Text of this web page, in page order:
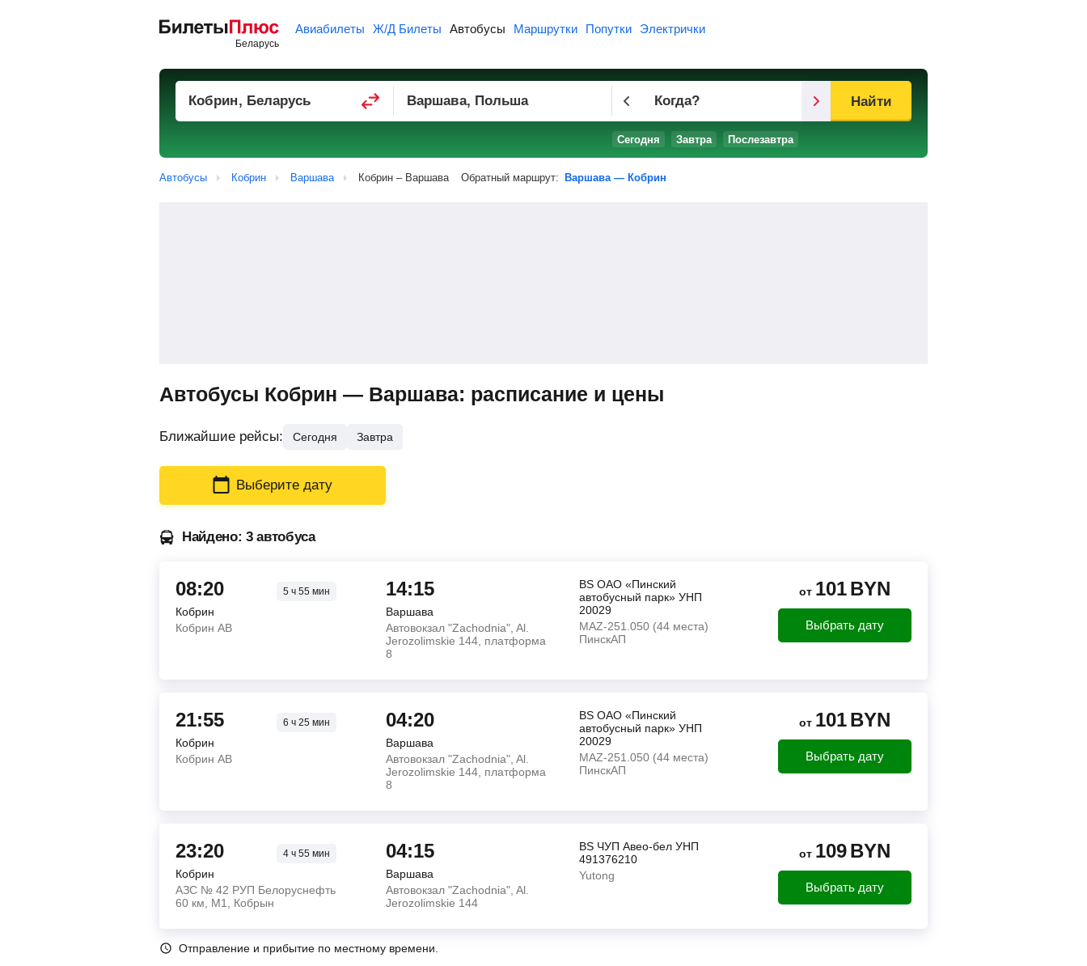
Авиабилеты Ж/Д Билеты Автобусы Маршрутки Попутки Электрички
Когда?
Сегодня Завтра Послезавтра
Найти
Автобусы Кобрин Варшава Кобрин – Варшава Обратный маршрут: Варшава — Кобрин
Автобусы Кобрин — Варшава: расписание и цены
Ближайшие рейсы: Сегодня Завтра
Выберите дату
Найдено: 3 автобуса
08:20 5 ч55 мин
Кобрин
Кобрин АВ
14:15
Варшава
Автовокзал "Zachodnia", Al.
Jerozolimskie 144, платформа
8
BS ОАО «Пинский
автобусный парк» УНП
20029
MAZ-251.050 (44 места)
ПинскАП
от 101BYN
Выбрать дату
21:55 6 ч25 мин
Кобрин
Кобрин АВ
04:20
Варшава
Автовокзал "Zachodnia", Al.
Jerozolimskie 144, платформа
8
BS ОАО «Пинский
автобусный парк» УНП
20029
MAZ-251.050 (44 места)
ПинскАП
от 101BYN
Выбрать дату
23:20 4 ч55 мин
Кобрин
АЗС № 42 РУП Белоруснефть
60 км, M1, Кобрын
04:15
Варшава
Автовокзал "Zachodnia", Al.
Jerozolimskie 144
BS ЧУП Авео-бел УНП
491376210
Yutong
от 109BYN
Выбрать дату
Отправление и прибытие по местному времени.